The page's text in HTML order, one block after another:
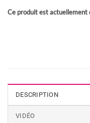
Ce produit est actuellement
DESCRIPTION
VIDÉO